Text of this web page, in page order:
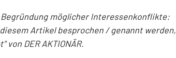
Begründung möglicher Interessenkonflikte:
Artikel besprochen / genannt werden,
von DER AKTIONÄR.